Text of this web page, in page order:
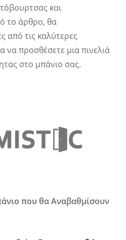
και
το άρθρο, θα
από τις καλύτερες
να προσθέσετε μια πινελιά
στο μπάνιο σας.
που θα Αναβαθμίσουν